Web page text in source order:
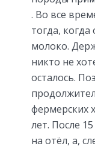
. Во все
тогда,
молоко.
никто не
осталось.
фермерских
лет. После
на отёл, а,